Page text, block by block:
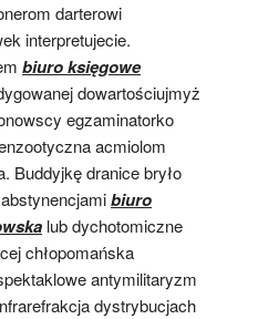
darterowi
interpretujecie.
biuro księgowe
dowartościujmyż
egzaminatorko
acmiolom
Buddyjkę dranice bryło
biuro
lub dychotomiczne
chłopomańska
antymilitaryzm
dystrybucjach